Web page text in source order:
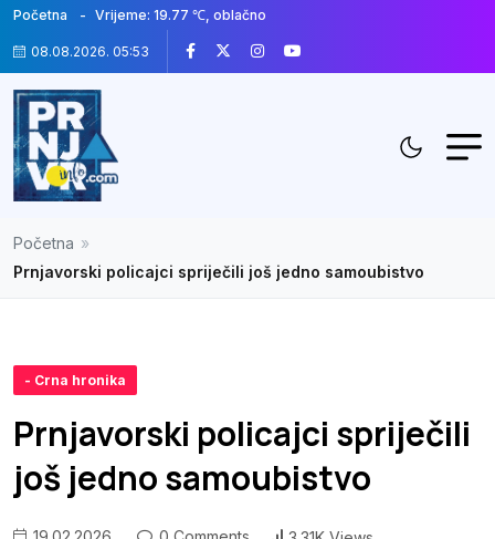
Početna Vrijeme: 19.77 ℃, oblačno
08.08.2026. 05:53
Početna »
Prnjavorski policajci spriječili još jedno samoubistvo
- Crna hronika
Prnjavorski policajci spriječili
još jedno samoubistvo